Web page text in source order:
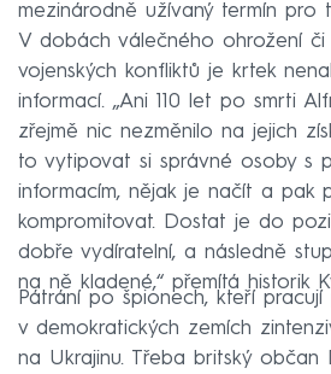
mezinárodně užívaný termín pro
V dobách válečného ohrožení či
vojenských konfliktů je krtek
informací. „Ani 110 let po smrti
zřejmě nic nezměnilo na jejich
to vytipovat si správné osoby s
informacím, nějak je načít a pak
kompromitovat. Dostat je do
dobře vydíratelní, a následně
na ně kladené,“ přemítá historik
Pátrání po špionech, kteří pracují
v demokratických zemích
na Ukrajinu. Třeba britský občan